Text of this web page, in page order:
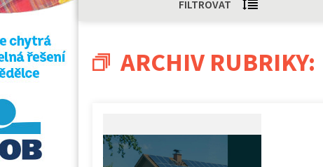
FILTROVAT
ARCHIV RUBRIKY: